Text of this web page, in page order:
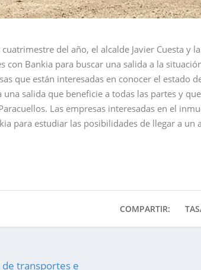
del año, el alcalde Javier Cuesta y
con Bankia para buscar una salida a la
que están interesadas en conocer el estado
una salida que beneficie a todas las partes y
Las empresas interesadas en el
para estudiar las posibilidades de llegar a un
COMPARTIR:
transportes e